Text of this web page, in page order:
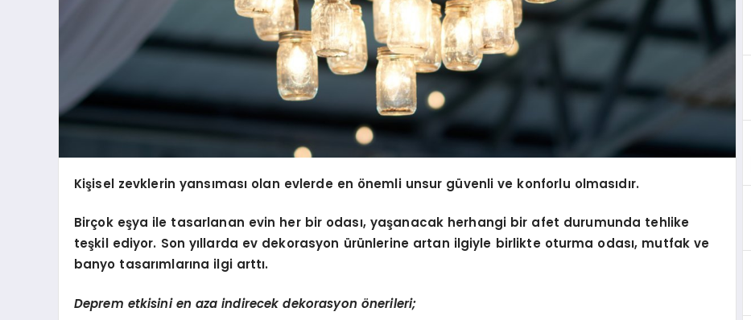
Kişisel zevklerin yansıması olan evlerde en önemli unsur güvenli ve konforlu olmasıdır.
Birçok eşya ile tasarlanan evin her bir odası, yaşanacak herhangi bir afet durumunda tehlike
teşkil ediyor. Son yıllarda ev dekorasyon ürünlerine artan ilgiyle birlikte oturma odası, mutfak ve
banyo tasarımlarına ilgi arttı.
Deprem etkisini en aza indirecek dekorasyon önerileri;